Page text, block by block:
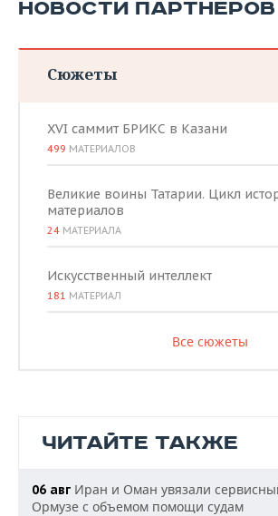
НОВОСТИ ПАРТНЕРОВ
Сюжеты
XVI саммит БРИКС в Казани
499 МАТЕРИАЛОВ
Великие воины Татарии. Цикл
материалов
24 МАТЕРИАЛА
Искусственный интеллект
181 МАТЕРИАЛ
Все сюжеты
ЧИТАЙТЕ ТАКЖЕ
06 авг Иран и Оман увязали
Ормузе с объемом помощи судам